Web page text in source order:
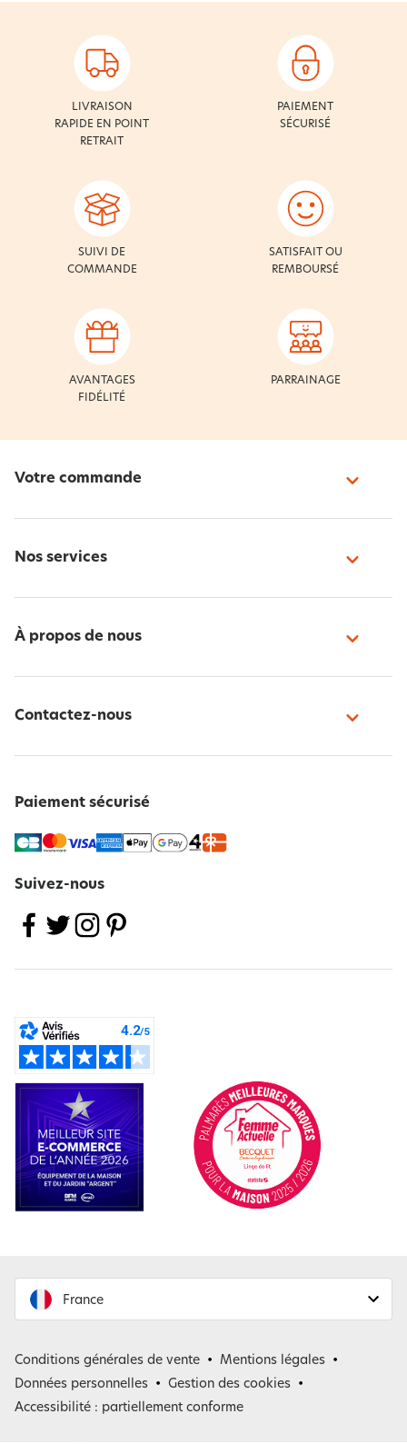
LIVRAISON
RAPIDE EN POINT
RETRAIT
PAIEMENT
SÉCURISÉ
SUIVI DE
COMMANDE
SATISFAIT OU
REMBOURSÉ
AVANTAGES
FIDÉLITÉ
PARRAINAGE
Votre commande
Nos services
À propos de nous
Contactez-nous
Paiement sécurisé
Suivez-nous
France
Belgique
Conditions générales de vente
Mentions légales
Données personnelles
Gestion des cookies
Accessibilité : partiellement conforme